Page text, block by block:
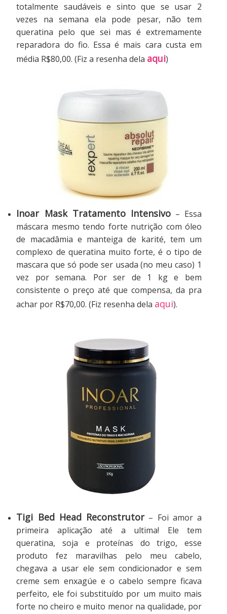
totalmente saudáveis e sinto que se usar 2
vezes na semana ela pode pesar, não tem
queratina pelo que sei mas é extremamente
reparadora do fio. Essa é mais cara custa em
média R$80,00. (Fiz a resenha dela aqui)
Inoar Mask Tratamento Intensivo– Essa
máscara mesmo tendo forte nutrição com óleo
de macadâmia e manteiga de karité, tem um
complexo de queratina muito forte, é o tipo de
mascara que só pode ser usada (no meu caso) 1
vez por semana. Por ser de 1 kg e bem
consistente o preço até que compensa, da pra
achar por R$70,00. (Fiz resenha dela aqui).
Tigi Bed Head Reconstrutor– Foi amor a
primeira aplicação até a ultima! Ele tem
queratina, soja e proteínas do trigo, esse
produto fez maravilhas pelo meu cabelo,
chegava a usar ele sem condicionador e sem
creme sem enxagúe e o cabelo sempre ficava
perfeito, ele foi substituído por um muito mais
forte no cheiro e muito menor na qualidade, por